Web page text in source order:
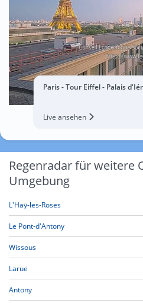
Paris - Tour Eiffel - Palais
Live ansehen
Regenradar für weitere
Umgebung
L'Haÿ-les-Roses
Le Pont-d'Antony
Wissous
Larue
Antony